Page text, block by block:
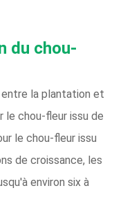
du chou-
entre la plantation et
le chou-fleur issu de
le chou-fleur issu
de croissance, les
environ six à